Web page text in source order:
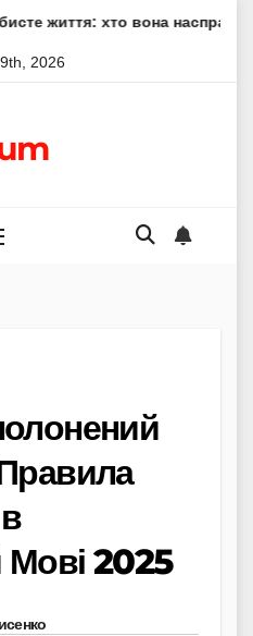
вона насправді Елена
2026
Мові 2025